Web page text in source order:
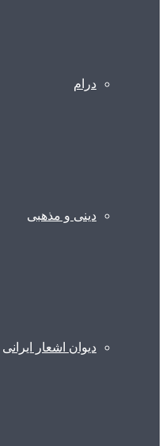
درام
دینی و مذهبی
دیوان اشعار ایرانی